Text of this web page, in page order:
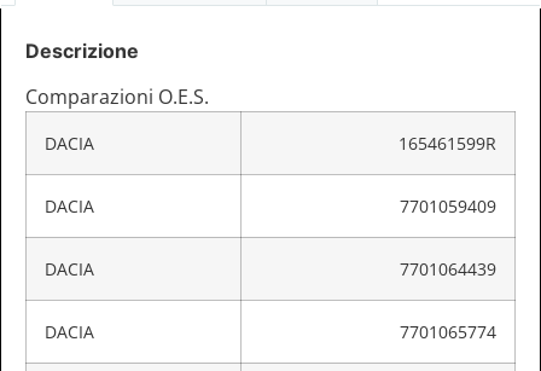
Descrizione
Comparazioni O.E.S.
DACIA 165461599R
DACIA 7701059409
DACIA 7701064439
DACIA 7701065774